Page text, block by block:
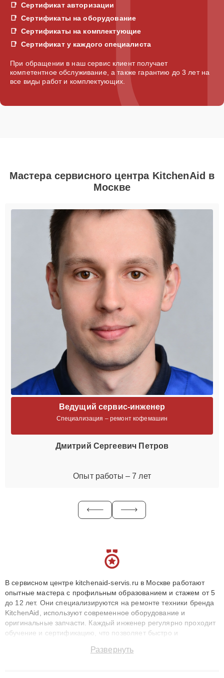
Сертификат авторизации
Сертификаты на оборудование
Сертификаты на комплектующие
Сертификат у каждого специалиста
При обращении в наш сервис клиент получает
компетентное обслуживание, а также гарантию до 3 лет на
все виды работ и комплектующих.
Мастера сервисного центра KitchenAid в
Москве
Ведущий сервис-инженер
Специализация – ремонт кофемашин
Дмитрий Сергеевич Петров
Опыт работы – 7 лет
В сервисном центре kitchenaid-servis.ru в Москве работают
опытные мастера с профильным образованием и стажем от 5
до 12 лет. Они специализируются на ремонте техники бренда
KitchenAid, используют современное оборудование и
оригинальные запчасти. Каждый инженер регулярно проходит
обучение и сертификацию, что позволяет быстро и
сохранением гарантии до 3 лет. Наши мастера решают
Развернуть